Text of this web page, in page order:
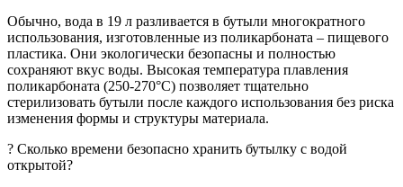
Обычно, вода в 19 л разливается в бутыли многократного
использования, изготовленные из поликарбоната – пищевого
пластика. Они экологически безопасны и полностью
сохраняют вкус воды. Высокая температура плавления
поликарбоната (250-270°C) позволяет тщательно
стерилизовать бутыли после каждого использования без риска
изменения формы и структуры материала.
? Сколько времени безопасно хранить бутылку c водой
открытой?